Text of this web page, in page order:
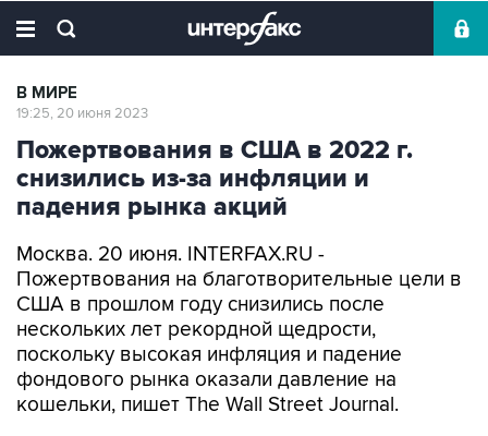
В МИРЕ
19:25, 20 июня 2023
Пожертвования в США в 2022 г.
снизились из-за инфляции и
падения рынка акций
Москва. 20 июня. INTERFAX.RU -
Пожертвования на благотворительные цели в
США в прошлом году снизились после
нескольких лет рекордной щедрости,
поскольку высокая инфляция и падение
фондового рынка оказали давление на
кошельки, пишет The Wall Street Journal.